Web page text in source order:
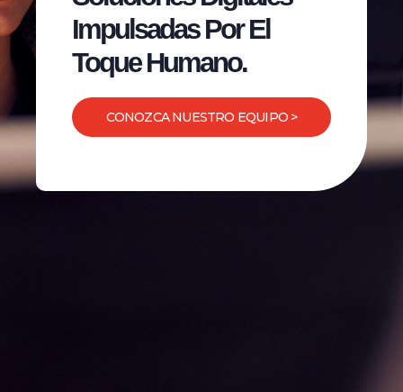
Impulsadas Por El
Toque Humano.
CONOZCA NUESTRO EQUIPO >